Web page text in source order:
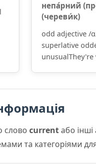
непа́рний
(череви́к)
odd adjective /
superlative
unusualThey're
слово currentабо
та категоріями